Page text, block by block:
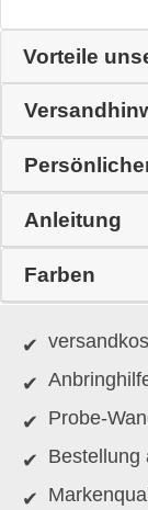
Vorteile
Anleitung
Farben
Probe-
Bestellung